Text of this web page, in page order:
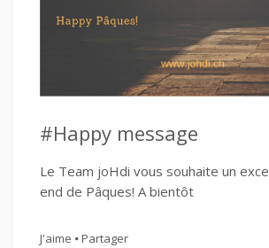
#Happy message
Le Team joHdi vous souhaite un
end de Pâques! A bientôt
J'aime Partager